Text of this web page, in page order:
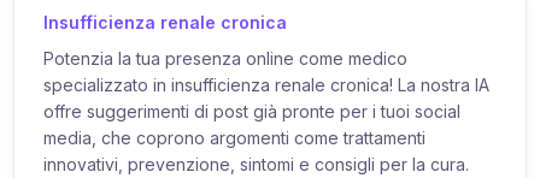
Insufficienza renale cronica
Potenzia la tua presenza online come medico
specializzato in insufficienza renale cronica! La nostra IA
offre suggerimenti di post già pronte per i tuoi social
media, che coprono argomenti come trattamenti
innovativi, prevenzione, sintomi e consigli per la cura.